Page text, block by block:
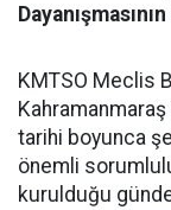
KMTSO Meclis
Kahramanmaraş
tarihi boyunca
önemli
kurulduğu